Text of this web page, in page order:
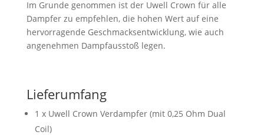
Im Grunde genommen ist der Uwell Crown für alle
Dampfer zu empfehlen, die hohen Wert auf eine
hervorragende Geschmacksentwicklung, wie auch
angenehmen Dampfausstoß legen.
Lieferumfang
1 x Uwell Crown Verdampfer (mit 0,25 Ohm Dual
Coil)